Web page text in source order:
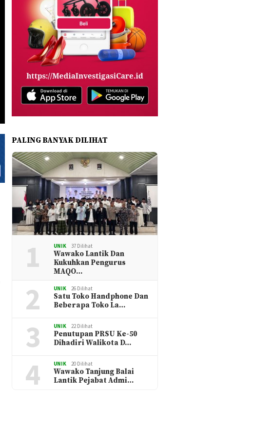
PALING BANYAK DILIHAT
1 UNIK 37 Dilihat
Wawako Lantik Dan
Kukuhkan Pengurus
MAQO…
2 UNIK 26 Dilihat
Satu Toko Handphone Dan
Beberapa Toko La…
3 UNIK 22 Dilihat
Penutupan PRSU Ke-50
Dihadiri Walikota D…
4 UNIK 20 Dilihat
Wawako Tanjung Balai
Lantik Pejabat Admi…